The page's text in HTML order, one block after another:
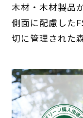
木材・木材製品
側面に配慮した
切に管理された